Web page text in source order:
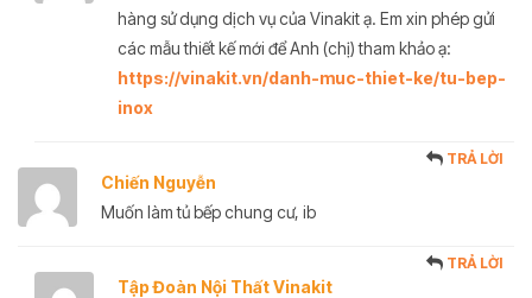
hàng sử dụng dịch vụ của Vinakit ạ. Em xin phép gửi
các mẫu thiết kế mới để Anh (chị) tham khảo ạ:
https://vinakit.vn/danh-muc-thiet-ke/tu-bep-
inox
Chiến Nguyễn
TRẢ LỜI
Muốn làm tủ bếp chung cư, ib
Tập Đoàn Nội Thất Vinakit
TRẢ LỜI